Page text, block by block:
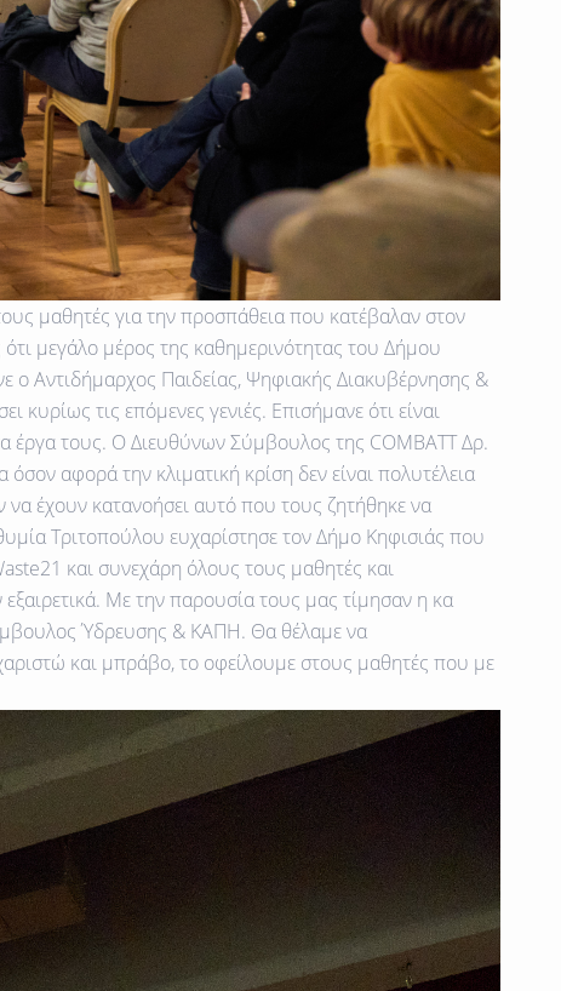
μαθητές για την προσπάθεια που κατέβαλαν στον
μεγάλο μέρος της καθημερινότητας του Δήμου
ο Αντιδήμαρχος Παιδείας, Ψηφιακής Διακυβέρνησης &
τις επόμενες γενιές. Επισήμανε ότι είναι
έργα τους. Ο Διευθύνων Σύμβουλος της COMBATT Δρ.
αφορά την κλιματική κρίση δεν είναι πολυτέλεια
έχουν κατανοήσει αυτό που τους ζητήθηκε να
Τριτοπούλου ευχαρίστησε τον Δήμο Κηφισιάς που
και συνεχάρη όλους τους μαθητές και
Με την παρουσία τους μας τίμησαν η κα
Ύδρευσης & ΚΑΠΗ. Θα θέλαμε να
και μπράβο, το οφείλουμε στους μαθητές που με